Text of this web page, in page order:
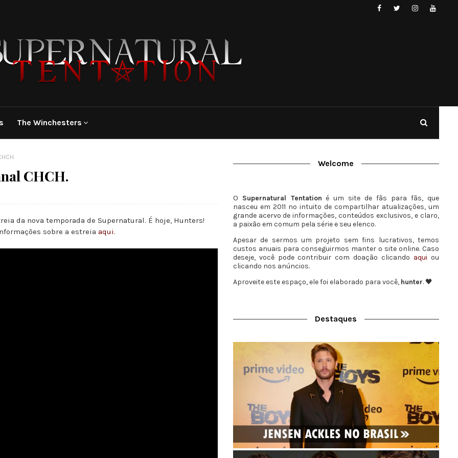
The Winchesters
CHCH.
da nova temporada de Supernatural. É hoje, Hunters!
sobre a estreiaaqui.
Welcome
O Supernatural Tentation é um site de fãs para fãs, que
nasceu em 2011 no intuito de compartilhar atualizações, um
grande acervo de informações, conteúdos exclusivos, e claro,
a paixão em comum pela série e seu elenco.
Apesar de sermos um projeto sem fins lucrativos, temos
custos anuais para conseguirmos manter o site online. Caso
deseje, você pode contribuir com doação clicando aqui ou
clicando nos anúncios.
Aproveite este espaço, ele foi elaborado para você, hunter. 🖤
Destaques